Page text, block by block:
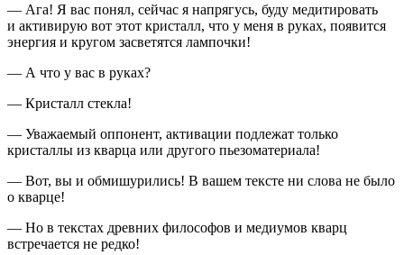
— Ага! Я вас понял, сейчас я напрягусь, буду медитировать
и активирую вот этот кристалл, что у меня в руках, появится
энергия и кругом засветятся лампочки!
— А что у вас в руках?
— Кристалл стекла!
— Уважаемый оппонент, активации подлежат только
кристаллы из кварца или другого пьезоматериала!
— Вот, вы и обмишурились! В вашем тексте ни слова не было
о кварце!
— Но в текстах древних философов и медиумов кварц
встречается не редко!